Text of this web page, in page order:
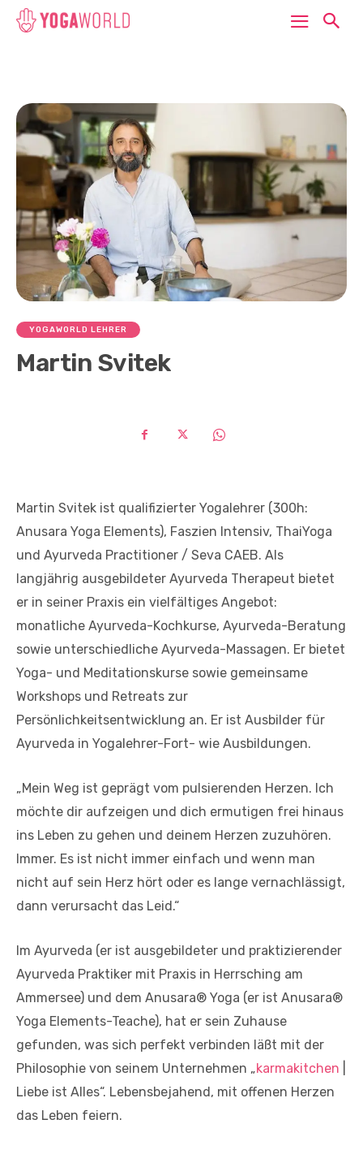
YOGAWORLD LEHRER
Martin Svitek
Martin Svitek ist qualifizierter Yogalehrer (300h:
Anusara Yoga Elements), Faszien Intensiv, ThaiYoga
und Ayurveda Practitioner / Seva CAEB. Als
langjährig ausgebildeter Ayurveda Therapeut bietet
er in seiner Praxis ein vielfältiges Angebot:
monatliche Ayurveda-Kochkurse, Ayurveda-Beratung
sowie unterschiedliche Ayurveda-Massagen. Er bietet
Yoga- und Meditationskurse sowie gemeinsame
Workshops und Retreats zur
Persönlichkeitsentwicklung an. Er ist Ausbilder für
Ayurveda in Yogalehrer-Fort- wie Ausbildungen.
„Mein Weg ist geprägt vom pulsierenden Herzen. Ich
möchte dir aufzeigen und dich ermutigen frei hinaus
ins Leben zu gehen und deinem Herzen zuzuhören.
Immer. Es ist nicht immer einfach und wenn man
nicht auf sein Herz hört oder es lange vernachlässigt,
dann verursacht das Leid.“
Im Ayurveda (er ist ausgebildeter und praktizierender
Ayurveda Praktiker mit Praxis in Herrsching am
Ammersee) und dem Anusara® Yoga (er ist Anusara®
Yoga Elements-Teache), hat er sein Zuhause
gefunden, was sich perfekt verbinden läßt mit der
Philosophie von seinem Unternehmen „karmakitchen
Liebe ist Alles“. Lebensbejahend, mit offenen Herzen
das Leben feiern.